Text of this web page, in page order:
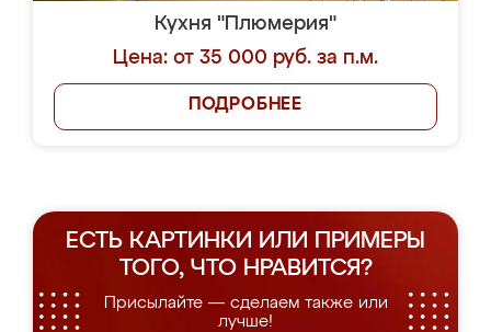
Кухня "Плюмерия"
Цена: от 35 000 руб. за п.м.
ПОДРОБНЕЕ
ЕСТЬ КАРТИНКИ ИЛИ ПРИМЕРЫ
ТОГО, ЧТО НРАВИТСЯ?
Присылайте — сделаем также или
лучше!